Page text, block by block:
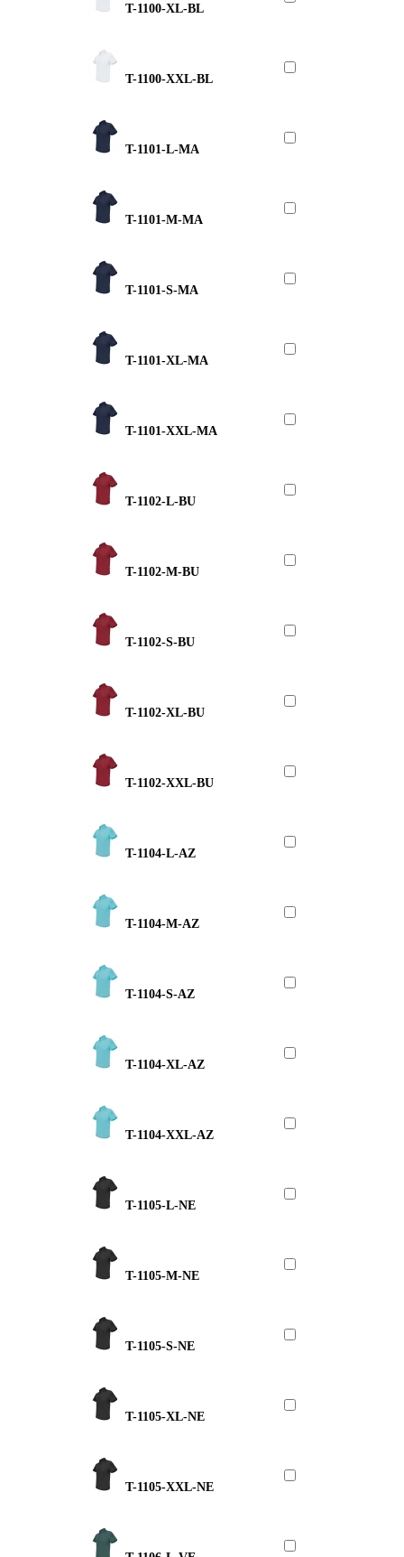
T-1100-XL-BL
T-1100-XXL-BL
T-1101-L-MA
T-1101-M-MA
T-1101-S-MA
T-1101-XL-MA
T-1101-XXL-MA
T-1102-L-BU
T-1102-M-BU
T-1102-S-BU
T-1102-XL-BU
T-1102-XXL-BU
T-1104-L-AZ
T-1104-M-AZ
T-1104-S-AZ
T-1104-XL-AZ
T-1104-XXL-AZ
T-1105-L-NE
T-1105-M-NE
T-1105-S-NE
T-1105-XL-NE
T-1105-XXL-NE